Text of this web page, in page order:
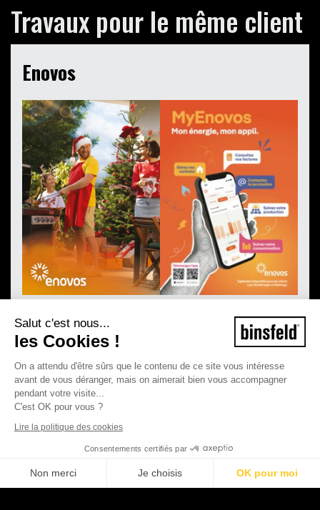
Salut c'est nous...
les Cookies !
On a attendu d'être sûrs que le contenu de ce site vous intéresse
avant de vous déranger, mais on aimerait bien vous accompagner
pendant votre visite...
C'est OK pour vous ?
Lire la politique des cookies
Consentements certifiés par
Non merci Je choisis OK pour moi
Travaux pour le même client
Enovos
©2026 Binsfeld - Tous droits réservés